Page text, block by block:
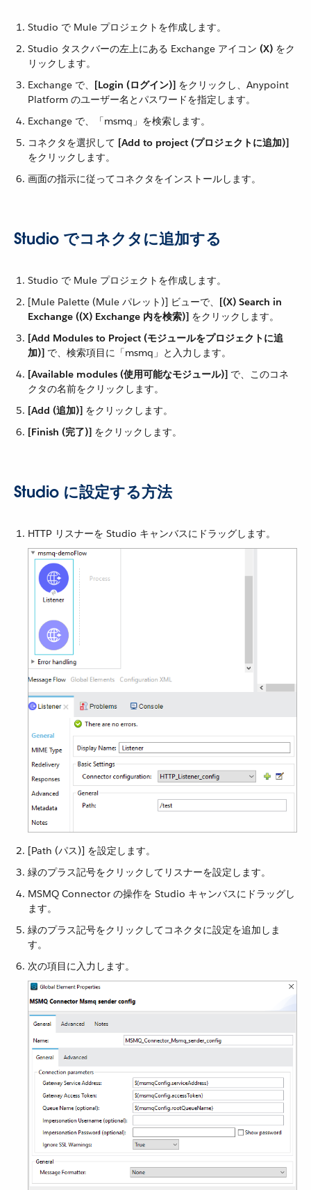
Studio で Mule プロジェクトを作成します。
Studio タスクバーの左上にある Exchange アイコン ​ (X) ​ をク
リックします。
Exchange で、​ [Login (ログイン)] ​ をクリックし、Anypoint
Platform のユーザー名とパスワードを指定します。
Exchange で、「msmq」を検索します。
コネクタを選択して ​ [Add to project (プロジェクトに追加)]
をクリックします。
画面の指示に従ってコネクタをインストールします。
Studio でコネクタに追加する
Studio で Mule プロジェクトを作成します。
[Mule Palette (Mule パレット)] ビューで、​ [(X) Search in
Exchange ((X) Exchange 内を検索)] ​ をクリックします。
[Add Modules to Project (モジュールをプロジェクトに追
加)] ​ で、検索項目に「msmq」と入力します。
[Available modules (使用可能なモジュール)] ​ で、このコネ
クタの名前をクリックします。
[Add (追加)] ​ をクリックします。
[Finish (完了)] ​ をクリックします。
Studio に設定する方法
HTTP リスナーを Studio キャンバスにドラッグします。
[Path (パス)] を設定します。
緑のプラス記号をクリックしてリスナーを設定します。
MSMQ Connector の操作を Studio キャンバスにドラッグし
ます。
緑のプラス記号をクリックしてコネクタに設定を追加しま
す。
次の項目に入力します。